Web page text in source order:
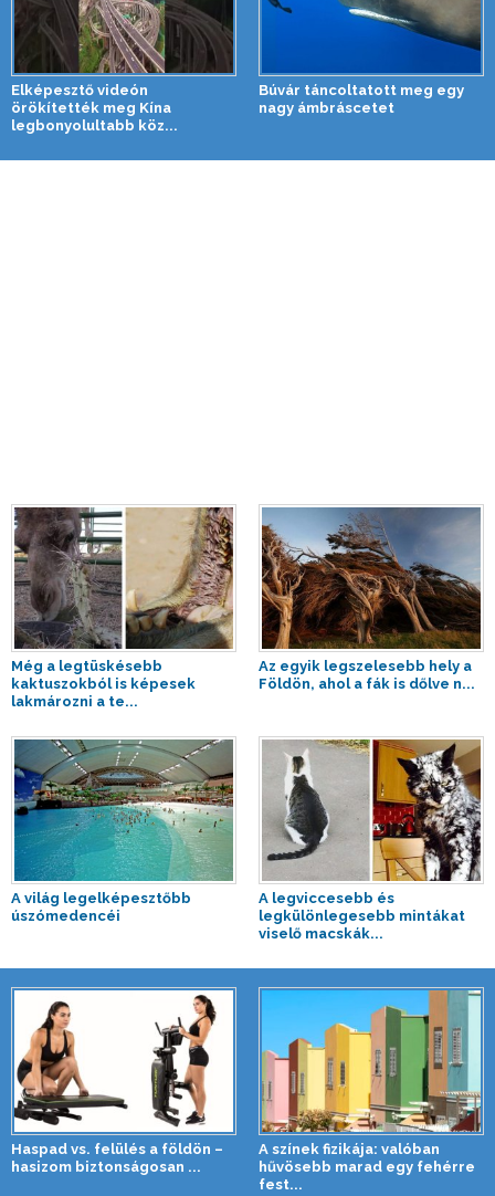
Elképesztő videón
örökítették meg Kína
legbonyolultabb köz...
Búvár táncoltatott meg egy
nagy ámbráscetet
Még a legtüskésebb
kaktuszokból is képesek
lakmározni a te...
Az egyik legszelesebb hely a
Földön, ahol a fák is dőlve n...
A világ legelképesztőbb
úszómedencéi
A legviccesebb és
legkülönlegesebb mintákat
viselő macskák...
Haspad vs. felülés a földön –
hasizom biztonságosan ...
A színek fizikája: valóban
hűvösebb marad egy fehérre
fest...